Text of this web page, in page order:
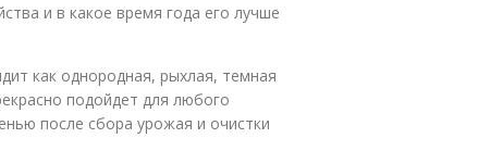
и в какое время года его лучше
как однородная, рыхлая, темная
подойдет для любого
после сбора урожая и очистки